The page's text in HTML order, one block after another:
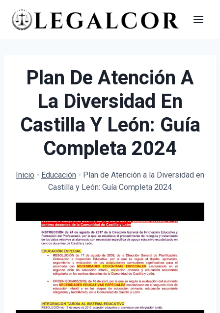
Saltar
Plan De Atención A
La Diversidad En
Castilla Y León: Guía
Completa 2024
Inicio - Educación - Plan de Atención a la Diversidad en
Castilla y León: Guía Completa 2024